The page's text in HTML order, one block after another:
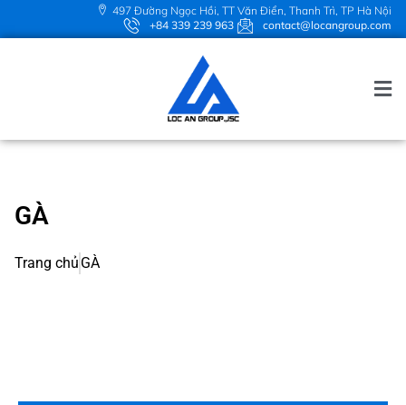
497 Đường Ngọc Hồi, TT Văn Điển, Thanh Trì, TP Hà Nội
+84 339 239 963
contact@locangroup.com
GÀ
Trang chủ GÀ